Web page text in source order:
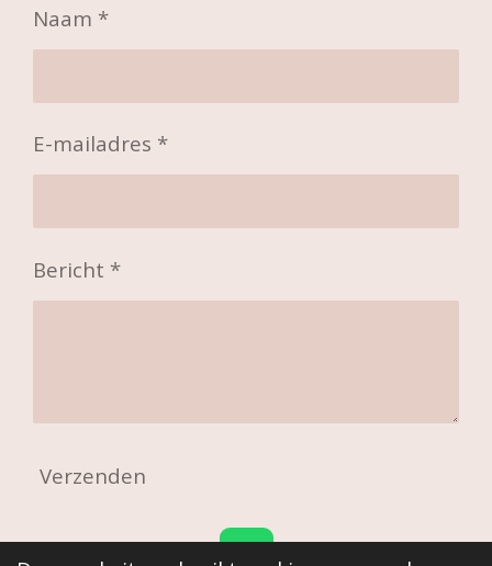
Naam *
E-mailadres *
Bericht *
Verzenden